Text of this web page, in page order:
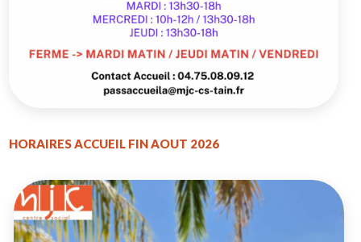
HORAIRES ACCUEIL FIN AOUT 2026